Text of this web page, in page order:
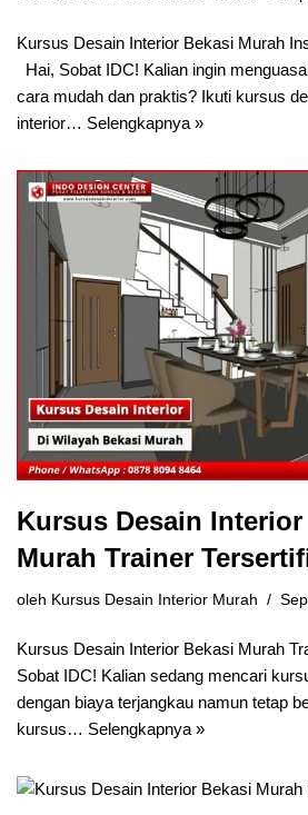
Kursus Desain Interior Bekasi Murah
Hai, Sobat IDC! Kalian ingin
cara mudah dan praktis? Ikuti kursus
interior… Selengkapnya »
Kursus Desain Interior
Murah Trainer
oleh Kursus Desain Interior Murah
Kursus Desain Interior Bekasi Murah
Sobat IDC! Kalian sedang mencari
dengan biaya terjangkau namun tetap
kursus… Selengkapnya »